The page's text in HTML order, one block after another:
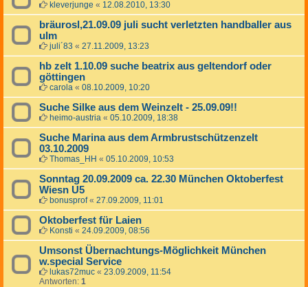
kleverjunge « 12.08.2010, 13:30
bräurosl,21.09.09 juli sucht verletzten handballer aus
ulm
juli´83 « 27.11.2009, 13:23
hb zelt 1.10.09 suche beatrix aus geltendorf oder
göttingen
carola « 08.10.2009, 10:20
Suche Silke aus dem Weinzelt - 25.09.09!!
heimo-austria « 05.10.2009, 18:38
Suche Marina aus dem Armbrustschützenzelt
03.10.2009
Thomas_HH « 05.10.2009, 10:53
Sonntag 20.09.2009 ca. 22.30 München Oktoberfest
Wiesn U5
bonusprof« 27.09.2009, 11:01
Oktoberfest für Laien
Konsti « 24.09.2009, 08:56
Umsonst Übernachtungs-Möglichkeit München
w.special Service
lukas72muc « 23.09.2009, 11:54
Antworten: 1